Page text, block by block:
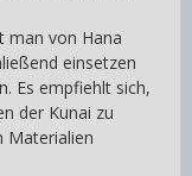
man von Hana
einsetzen
Es empfiehlt sich,
der Kunai zu
Materialien